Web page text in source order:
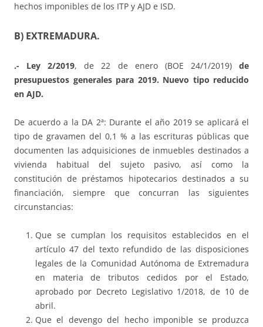
hechos imponibles de los ITP y AJD e ISD.
B) EXTREMADURA.
.- Ley 2/2019, de 22 de enero (BOE 24/1/2019)de
presupuestos generales para 2019. Nuevo tipo reducido
en AJD.
De acuerdo a la DA 2ª: Durante el año 2019 se aplicará el
tipo de gravamen del 0,1 % a las escrituras públicas que
documenten las adquisiciones de inmuebles destinados a
vivienda habitual del sujeto pasivo, así como la
constitución de préstamos hipotecarios destinados a su
financiación, siempre que concurran las siguientes
circunstancias:
Que se cumplan los requisitos establecidos en el
artículo 47 del texto refundido de las disposiciones
legales de la Comunidad Autónoma de Extremadura
en materia de tributos cedidos por el Estado,
aprobado por Decreto Legislativo 1/2018, de 10 de
abril.
Que el devengo del hecho imponible se produzca